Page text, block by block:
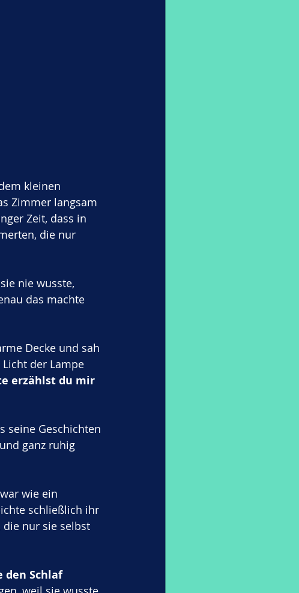
kleinen
Zimmer langsam
Zeit, dass in
die nur
nie wusste,
das machte
Decke und sah
der Lampe
erzählst du mir
seine Geschichten
ganz ruhig
wie ein
schließlich ihr
die nur sie selbst
den Schlaf